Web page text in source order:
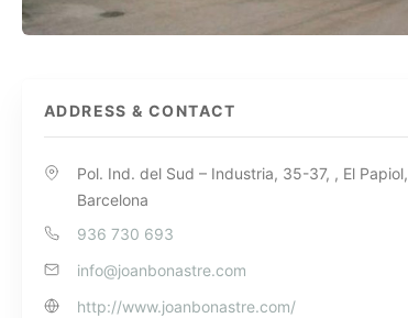
ADDRESS & CONTACT
Pol. Ind. del Sud – Industria, 35-37, , El Papiol,
Barcelona
936 730 693
info@joanbonastre.com
http://www.joanbonastre.com/